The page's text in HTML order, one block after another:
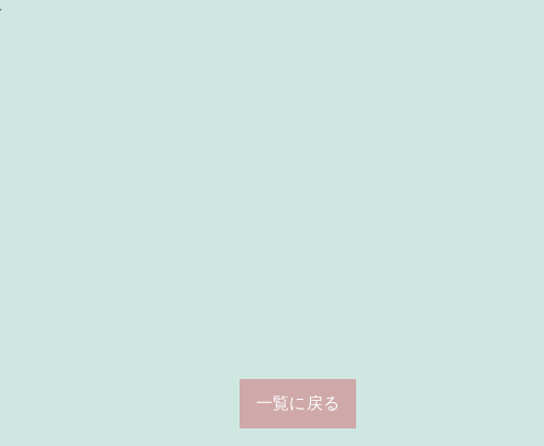
一覧に戻る